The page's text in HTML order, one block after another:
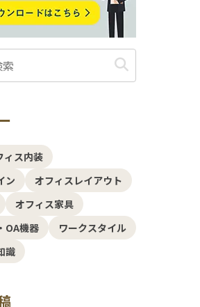
ィス内装
ン
オフィスレイアウト
オフィス家具
OA機器
ワークスタイル
識